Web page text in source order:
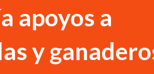
apoyos a
y